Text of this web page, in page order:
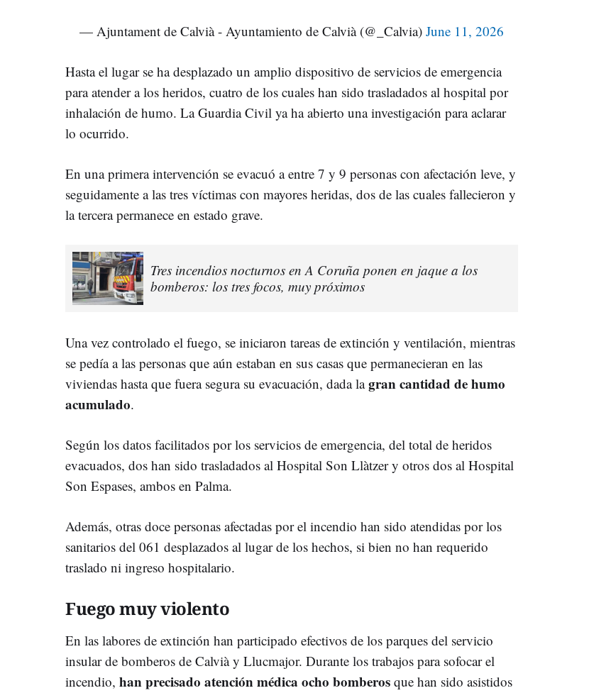
— Ajuntament de Calvià - Ayuntamiento de Calvià (@_Calvia)June 11, 2026
Hasta el lugar se ha desplazado un amplio dispositivo de servicios de emergencia
para atender a los heridos, cuatro de los cuales han sido trasladados al hospital por
inhalación de humo. La Guardia Civil ya ha abierto una investigación para aclarar
lo ocurrido.
En una primera intervención se evacuó a entre 7 y 9 personas con afectación leve, y
seguidamente a las tres víctimas con mayores heridas, dos de las cuales fallecieron y
la tercera permanece en estado grave.
Tres incendios nocturnos en A Coruña ponen en jaque a los
bomberos: los tres focos, muy próximos
Una vez controlado el fuego, se iniciaron tareas de extinción y ventilación, mientras
se pedía a las personas que aún estaban en sus casas que permanecieran en las
viviendas hasta que fuera segura su evacuación, dada lagran cantidad de humo
acumulado.
Según los datos facilitados por los servicios de emergencia, del total de heridos
evacuados, dos han sido trasladados al Hospital Son Llàtzer y otros dos al Hospital
Son Espases, ambos en Palma.
Además, otras doce personas afectadas por el incendio han sido atendidas por los
sanitarios del 061 desplazados al lugar de los hechos, si bien no han requerido
traslado ni ingreso hospitalario.
Fuego muy violento
En las labores de extinción han participado efectivos de los parques del servicio
insular de bomberos de Calvià y Llucmajor. Durante los trabajos para sofocar el
incendio, han precisado atención médica ocho bomberos que han sido asistidos